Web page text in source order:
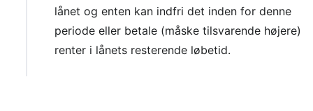
lånet og enten kan indfri det inden for denne
periode eller betale (måske tilsvarende højere)
renter i lånets resterende løbetid.